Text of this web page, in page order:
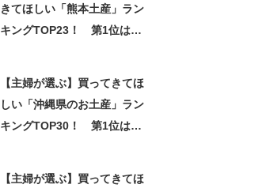
きてほしい「熊本土産」ラン
キングTOP23！ 第1位は
【主婦が選ぶ】買ってきてほ
しい「沖縄県のお土産」ラン
キングTOP30！ 第1位は
【主婦が選ぶ】買ってきてほ